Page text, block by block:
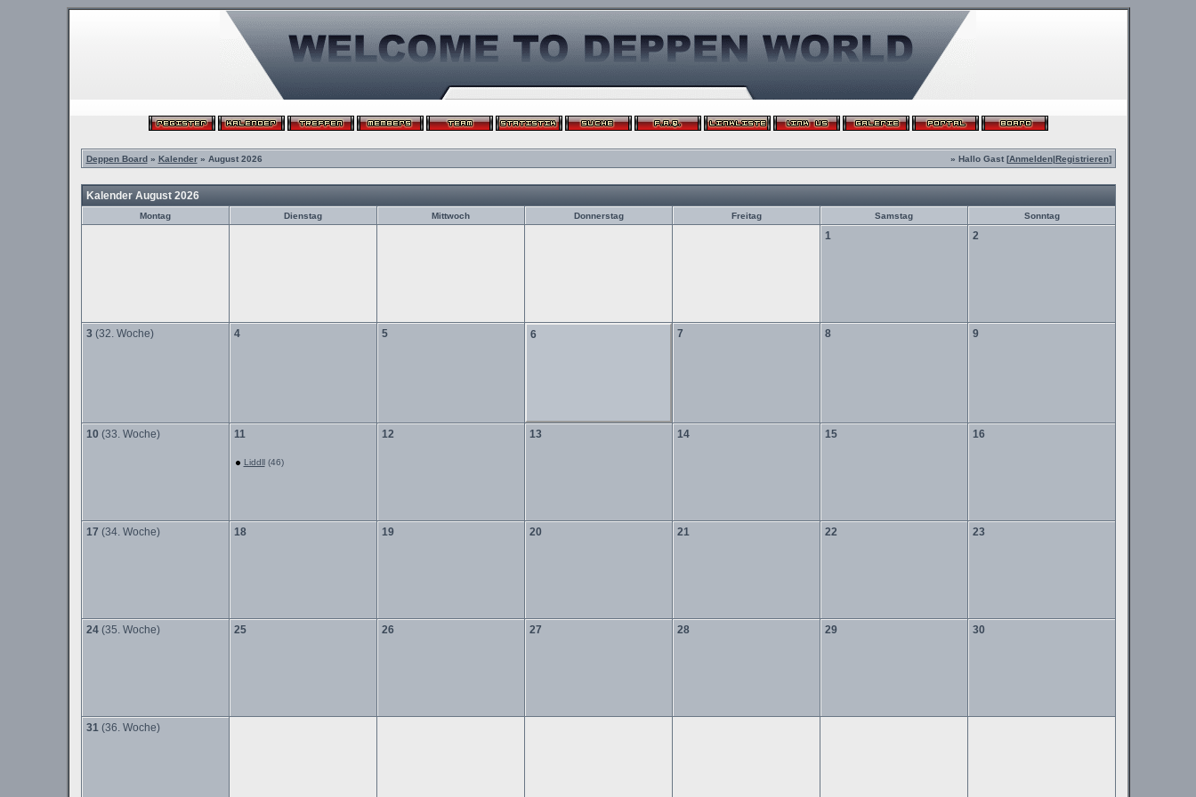
Deppen Board» Kalender» August 2026 » Hallo Gast [Anmelden|Registrieren]
Kalender August 2026
Montag Dienstag Mittwoch Donnerstag Freitag Samstag Sonntag
1 2
3 (32. Woche) 4 5 6 7 8 9
10 (33. Woche) 11
Liddll(46)
12 13 14 15 16
17 (34. Woche) 18 19 20 21 22 23
24(35. Woche) 25 26 27 28 29 30
31(36. Woche)